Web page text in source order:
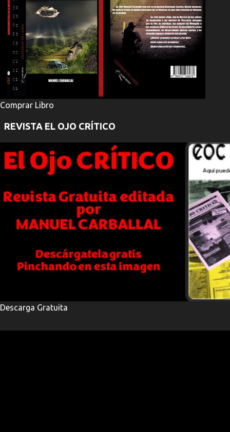
Comprar Libro
REVISTA EL OJO CRÍTICO
Descarga Gratuita